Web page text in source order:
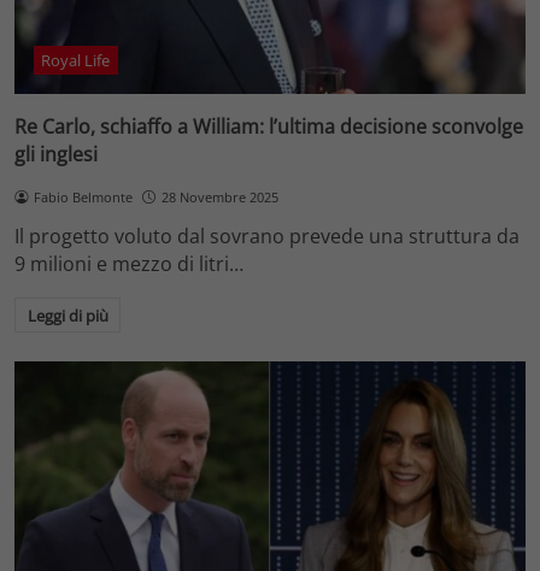
Royal Life
Re Carlo, schiaffo a William: l’ultima decisione sconvolge
gli inglesi
Fabio Belmonte 28 Novembre 2025
Il progetto voluto dal sovrano prevede una struttura da
9 milioni e mezzo di litri…
Leggi di più